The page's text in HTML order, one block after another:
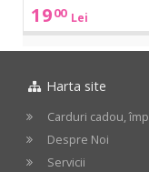
1900 Lei
Harta site
Carduri cadou,
Despre Noi
Servicii